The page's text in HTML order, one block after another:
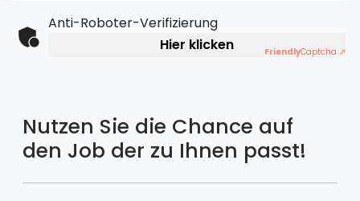
Anti-Roboter-Verifizierung
Hier klicken
FriendlyCaptcha ⇗
Nutzen Sie die Chance auf
den Job der zu Ihnen passt!